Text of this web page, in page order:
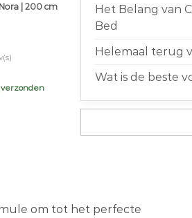
| 200 cm
is:
€719,00.
verzonden
Het Belang van
Bed
Helemaal terug
Wat is de beste
om tot het perfecte